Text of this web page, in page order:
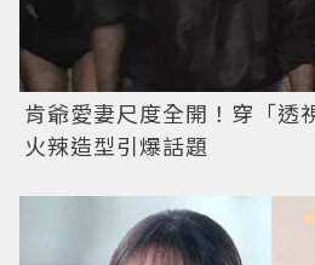
肯爺愛妻尺度全開！穿「透
火辣造型引爆話題